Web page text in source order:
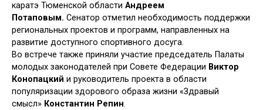
каратэ Тюменской области Андреем
Потаповым. Сенатор отметил необходимость поддержки
региональных проектов и программ, направленных на
развитие доступного спортивного досуга.
Во встрече также приняли участие председатель Палаты
молодых законодателей при Совете Федерации Виктор
Конопацкий и руководитель проекта в области
популяризации здорового образа жизни «Здравый
смысл» Константин Репин.